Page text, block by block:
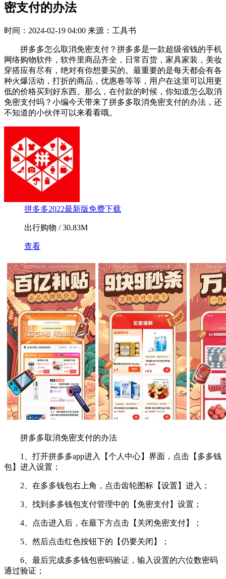
密支付的办法
时间：2024-02-19 04:00 来源：工具书
拼多多怎么取消免密支付？拼多多是一款超级省钱的手机
网络购物软件，软件里商品齐全，日常百货，家具家装，美妆
穿搭应有尽有，绝对有你想要买的。最重要的是每天都会有各
种火爆活动，打折的商品，优惠卷等等，用户在这里可以用更
低的价格买到好东西。那么，在付款的时候，你知道怎么取消
免密支付吗？小编今天带来了拼多多取消免密支付的办法，还
不知道的小伙伴可以来看看哦。
拼多多2022最新版免费下载
出行购物 / 30.83M
查看
拼多多取消免密支付的办法
1、打开拼多多app进入【个人中心】界面，点击【多多钱
包】进入设置；
2、在多多钱包右上角，点击齿轮图标【设置】进入；
3、找到多多钱包支付管理中的【免密支付】设置；
4、点击进入后，在最下方点击【关闭免密支付】；
5、然后点击红色按钮下的【仍要关闭】；
6、最后完成多多钱包密码验证，输入设置的六位数密码
通过验证；